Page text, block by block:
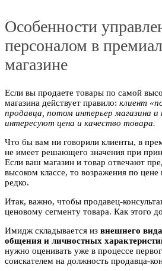
Особенности
персоналом в
магазине
Если вы продаете товары по самой
магазина действует правило: клиент
продавца, потом интерьер магазина и
интересуют цена и качество товара.
Что бы вам ни говорили клиенты, в
не имеет решающего значения при
Если ваш магазин и товар отвечают
высоком классе, то возражения по
редко.
Итак, важно, чтобы продавец-
ценовому сегменту товара. Как этого
Имидж складывается из внешнего
общения и личностных
нужно оценивать уже в процессе
соискателем на должность продавца-